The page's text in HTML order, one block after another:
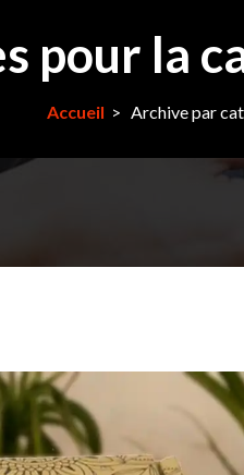
pour la
Accueil > Archive par